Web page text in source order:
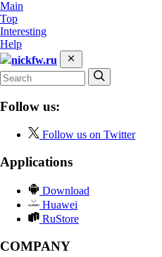
Main
Top
Interesting
Help
nickfw.ru
Follow us:
Follow us on Twitter
Applications
Download
Huawei
RuStore
COMPANY